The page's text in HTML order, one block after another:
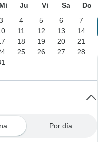
Mi Ju Vi Sa
Do
4 5 6
7
11 12 13
14
18 19 20
21
25 26 27
28
Por día